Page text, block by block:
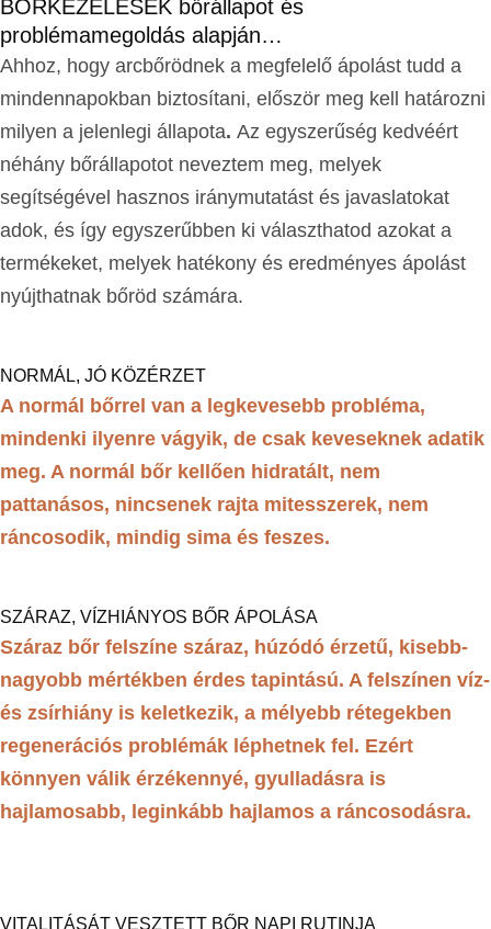
BŐRKEZELÉSEK bőrállapot és
problémamegoldás alapján…
Ahhoz, hogy arcbőrödnek a megfelelő ápolást tudd a
mindennapokban biztosítani, először meg kell határozni
milyen a jelenlegi állapota. Az egyszerűség kedvéért
néhány bőrállapotot neveztem meg, melyek
segítségével hasznos iránymutatást és javaslatokat
adok, és így egyszerűbben ki választhatod azokat a
termékeket, melyek hatékony és eredményes ápolást
nyújthatnak bőröd számára.
NORMÁL, JÓ KÖZÉRZET
A normál bőrrel van a legkevesebb probléma,
mindenki ilyenre vágyik, de csak keveseknek adatik
meg. A normál bőr kellően hidratált, nem
pattanásos, nincsenek rajta mitesszerek, nem
ráncosodik, mindig sima és feszes.
SZÁRAZ, VÍZHIÁNYOS BŐR ÁPOLÁSA
Száraz bőr felszíne száraz, húzódó érzetű, kisebb-
nagyobb mértékben érdes tapintású. A felszínen víz-
és zsírhiány is keletkezik, a mélyebb rétegekben
regenerációs problémák léphetnek fel. Ezért
könnyen válik érzékennyé, gyulladásra is
hajlamosabb, leginkább hajlamos a ráncosodásra.
VITALITÁSÁT VESZTETT BŐR NAPI RUTINJA